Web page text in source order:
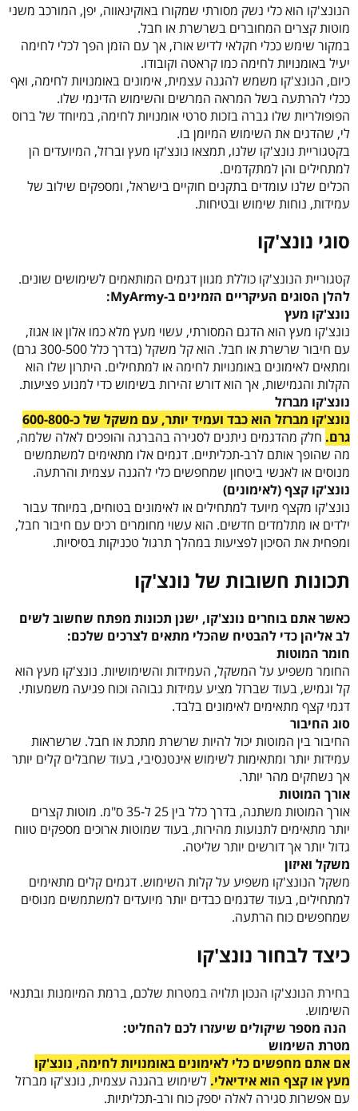
n
a
t
i
v
e
:
הנונצ'קו הוא כלי נשק מסורתי שמקורו באוקינאווה, יפן, המורכב משני
מוטות קצרים המחוברים בשרשרת או חבל.
במקור שימש ככלי חקלאי לדיש אורז, אך עם הזמן הפך לכלי לחימה
יעיל באומנויות לחימה כמו קראטה וקובודו.
כיום, הנונצ'קו משמש להגנה עצמית, אימונים באומנויות לחימה, ואף
ככלי להרתעה בשל המראה המרשים והשימוש הדינמי שלו.
הפופולריות שלו גברה בזכות סרטי אומנויות לחימה, במיוחד של ברוס
לי, שהדגים את השימוש המיומן בו.
בקטגוריית נונצ'קו שלנו, תמצאו נונצ'קו מעץ וברזל, המיועדים הן
למתחילים והן למתקדמים.
הכלים שלנו עומדים בתקנים חוקיים בישראל, ומספקים שילוב של
עמידות, נוחות שימוש ובטיחות.
סוגי נונצ'קו
קטגוריית הנונצ'קו כוללת מגוון דגמים המותאמים לשימושים שונים.
להלן הסוגים העיקריים הזמינים ב-MyArmy:
נונצ'קו מעץ
נונצ'קו מעץ הוא הדגם המסורתי, עשוי מעץ מלא כמו אלון או אגוז,
עם חיבור שרשרת או חבל. הוא קל משקל (בדרך כלל 300-500 גרם)
ומתאים לאימונים באומנויות לחימה או למתחילים. היתרון שלו הוא
הקלות והגמישות, אך הוא דורש זהירות בשימוש כדי למנוע פציעות.
נונצ'קו מברזל
נונצ'קו מברזל הוא כבד ועמיד יותר, עם משקל של כ-600-800
גרם. חלק מהדגמים ניתנים לסגירה בהברגה והופכים לאלה שלמה,
מה שהופך אותם לרב-תכליתיים. דגמים אלו מתאימים למשתמשים
מנוסים או לאנשי ביטחון שמחפשים כלי להגנה עצמית והרתעה.
נונצ'קו קצף (לאימונים)
נונצ'קו מקצף מיועד למתחילים או לאימונים בטוחים, במיוחד עבור
ילדים או מתלמדים חדשים. הוא עשוי מחומרים רכים עם חיבור חבל,
ומפחית את הסיכון לפציעות במהלך תרגול טכניקות בסיסיות.
תכונות חשובות של נונצ'קו
כאשר אתם בוחרים נונצ'קו, ישנן תכונות מפתח שחשוב לשים
לב אליהן כדי להבטיח שהכלי מתאים לצרכים שלכם:
חומר המוטות
החומר משפיע על המשקל, העמידות והשימושיות. נונצ'קו מעץ הוא
קל וגמיש, בעוד שברזל מציע עמידות גבוהה וכוח פגיעה משמעותי.
דגמי קצף מתאימים לאימונים בלבד.
סוג החיבור
החיבור בין המוטות יכול להיות שרשרת מתכת או חבל. שרשראות
עמידות יותר ומתאימות לשימוש אינטנסיבי, בעוד שחבלים קלים יותר
אך נשחקים מהר יותר.
אורך המוטות
אורך המוטות משתנה, בדרך כלל בין 25 ל-35 ס"מ. מוטות קצרים
יותר מתאימים לתנועות מהירות, בעוד שמוטות ארוכים מספקים טווח
גדול יותר אך דורשים יותר שליטה.
משקל ואיזון
משקל הנונצ'קו משפיע על קלות השימוש. דגמים קלים מתאימים
למתחילים, בעוד שדגמים כבדים יותר מיועדים למשתמשים מנוסים
שמחפשים כוח הרתעה.
כיצד לבחור נונצ'קו
בחירת הנונצ'קו הנכון תלויה במטרות שלכם, ברמת המיומנות ובתנאי
השימוש.
הנה מספר שיקולים שיעזרו לכם להחליט:
מטרת השימוש
אם אתם מחפשים כלי לאימונים באומנויות לחימה, נונצ'קו
מעץ או קצף הוא אידיאלי. לשימוש בהגנה עצמית, נונצ'קו מברזל
עם אפשרות סגירה לאלה יספק כוח ורב-תכליתיות.